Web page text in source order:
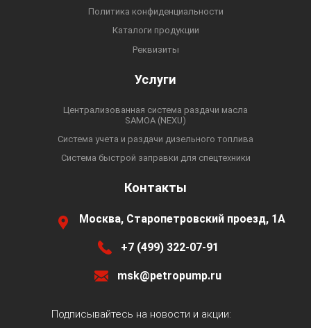
Политика конфиденциальности
Каталоги продукции
Реквизиты
Услуги
Централизованная система раздачи масла
SAMOA (NEXU)
Система учета и раздачи дизельного топлива
Система быстрой заправки для спецтехники
Контакты
Москва, Старопетровский проезд, 1А
+7 (499) 322-07-91
msk@petropump.ru
Подписывайтесь на новости и акции: